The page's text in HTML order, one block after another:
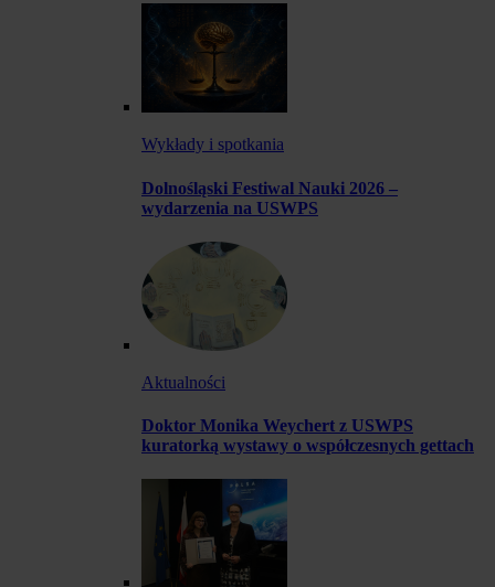
Wykłady i spotkania
Dolnośląski Festiwal Nauki 2026 –
wydarzenia na USWPS
Aktualności
Doktor Monika Weychert z USWPS
kuratorką wystawy o współczesnych gettach